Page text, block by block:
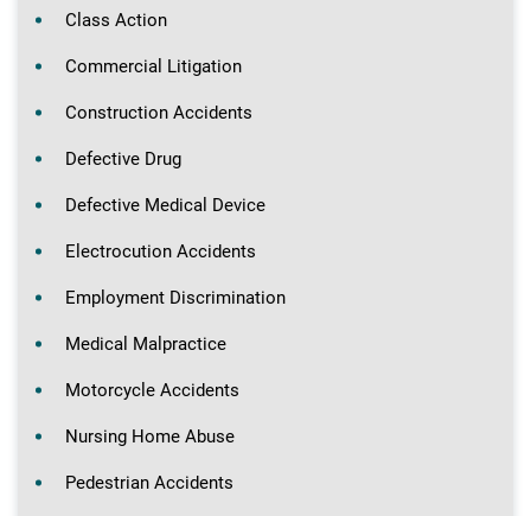
Class Action
Commercial Litigation
Construction Accidents
Defective Drug
Defective Medical Device
Electrocution Accidents
Employment Discrimination
Medical Malpractice
Motorcycle Accidents
Nursing Home Abuse
Pedestrian Accidents